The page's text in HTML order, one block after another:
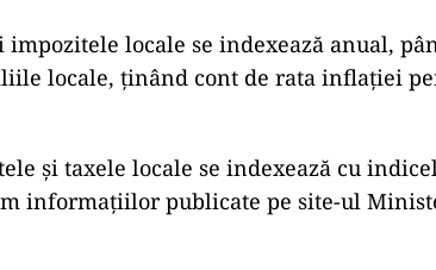
locale se indexează anual,
locale, ținând cont de rata inflației
și taxele locale se indexează cu
informațiilor publicate pe site-ul